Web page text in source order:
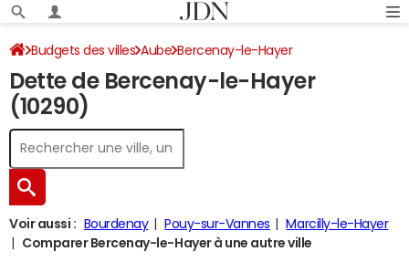
Budgets des villes Aube Bercenay-le-Hayer
Dette au 31/12/2024
Dette de Bercenay-le-Hayer
(10290)
Voir aussi : Bourdenay Pouy-sur-Vannes
Marcilly-le-Hayer
Comparer Bercenay-le-Hayer à une autre ville